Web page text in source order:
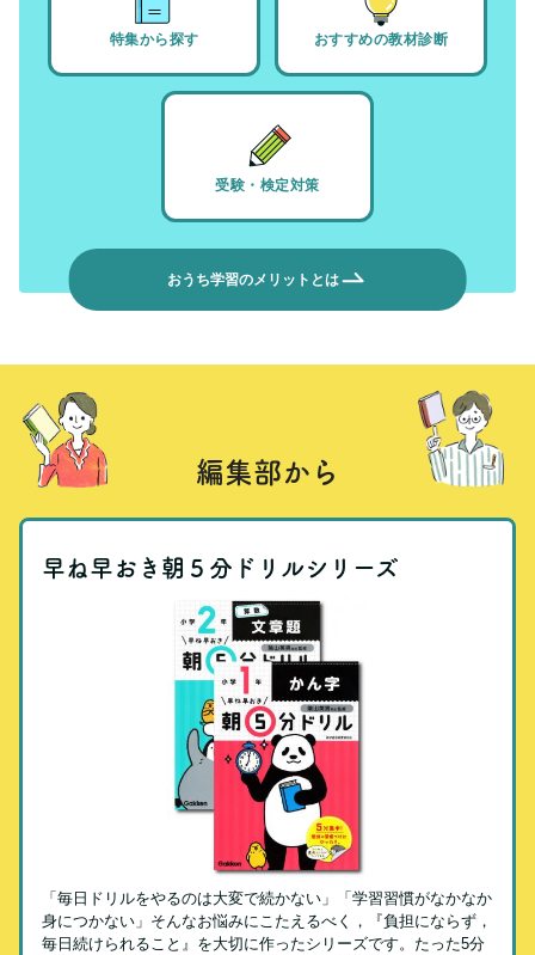
特集から探す おすすめの教材診断
受験・検定対策
おうち学習のメリットとは
編集部から
早ね早おき朝５分ドリルシリーズ
「毎日ドリルをやるのは大変で続かない」「学習習慣がなかなか
身につかない」そんなお悩みにこたえるべく，『負担にならず，
毎日続けられること』を大切に作ったシリーズです。たった5分